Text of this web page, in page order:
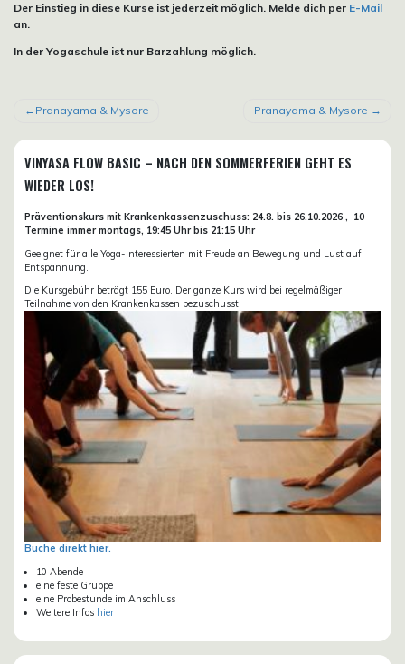
Der Einstieg in diese Kurse ist jederzeit möglich. Melde dich per E-Mail
an.
In der Yogaschule ist nur Barzahlung möglich.
BEITRAGSNAVIGATION
Pranayama & Mysore Pranayama & Mysore
VINYASA FLOW BASIC – NACH DEN SOMMERFERIEN GEHT ES
WIEDER LOS!
Präventionskurs mit Krankenkassenzuschuss: 24.8. bis 26.10.2026 , 10
Termine immer montags, 19:45 Uhr bis 21:15 Uhr
Geeignet für alle Yoga-Interessierten mit Freude an Bewegung und Lust auf
Entspannung.
Die Kursgebühr beträgt 155 Euro. Der ganze Kurs wird bei regelmäßiger
Teilnahme von den Krankenkassen bezuschusst.
Buche direkt hier.
10 Abende
eine feste Gruppe
eine Probestunde im Anschluss
Weitere Infos hier